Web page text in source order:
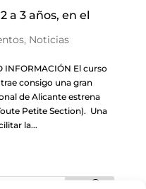
a 3 años, en el
, Noticias
INFORMACIÓN El curso
consigo una gran
de Alicante estrena
Petite Section). Una
la...